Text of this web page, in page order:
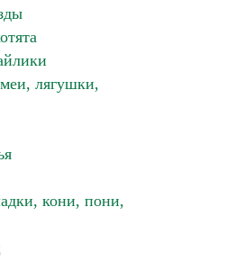
лягушки,
кони, пони,